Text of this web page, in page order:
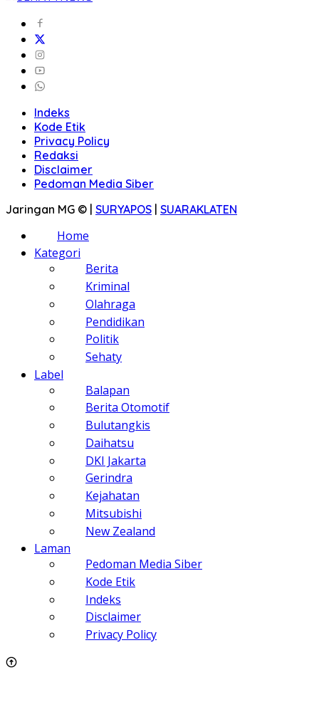
Indeks
Kode Etik
Privacy Policy
Redaksi
Disclaimer
Pedoman Media Siber
Jaringan MG © | SURYAPOS | SUARAKLATEN
Home
Kategori
Berita
Kriminal
Olahraga
Pendidikan
Politik
Sehaty
Label
Balapan
Berita Otomotif
Bulutangkis
Daihatsu
DKI Jakarta
Gerindra
Kejahatan
Mitsubishi
New Zealand
Laman
Pedoman Media Siber
Kode Etik
Indeks
Disclaimer
Privacy Policy